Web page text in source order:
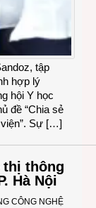
tập
hợp lý
hội Y học
đề “Chia sẻ
viện”. Sự […]
thị thông
Hà Nội
CÔNG NGHỆ